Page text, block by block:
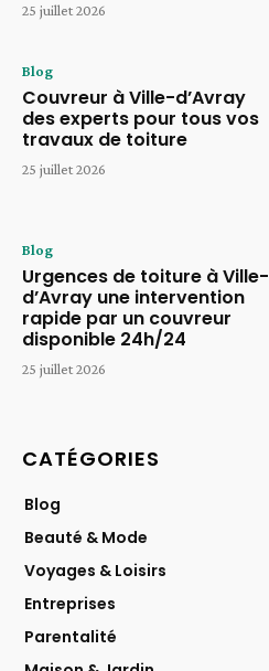
25 juillet 2026
Blog
Couvreur à Ville-d’Avray
des experts pour tous vos
travaux de toiture
25 juillet 2026
Blog
Urgences de toiture à Ville-
d’Avray une intervention
rapide par un couvreur
disponible 24h/24
25 juillet 2026
CATÉGORIES
Blog
Beauté & Mode
Voyages & Loisirs
Entreprises
Parentalité